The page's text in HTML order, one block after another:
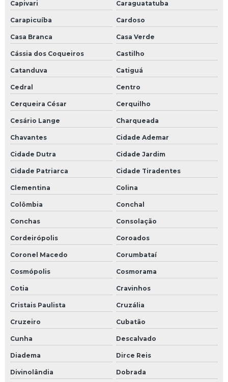
Capivari Caraguatatuba
Carapicuíba Cardoso
Casa Branca Casa Verde
Cássia dos Coqueiros Castilho
Catanduva Catiguá
Cedral Centro
Cerqueira César Cerquilho
Cesário Lange Charqueada
Chavantes Cidade Ademar
Cidade Dutra Cidade Jardim
Cidade Patriarca Cidade Tiradentes
Clementina Colina
Colômbia Conchal
Conchas Consolação
Cordeirópolis Coroados
Coronel Macedo Corumbataí
Cosmópolis Cosmorama
Cotia Cravinhos
Cristais Paulista Cruzália
Cruzeiro Cubatão
Cunha Descalvado
Diadema Dirce Reis
Divinolândia Dobrada